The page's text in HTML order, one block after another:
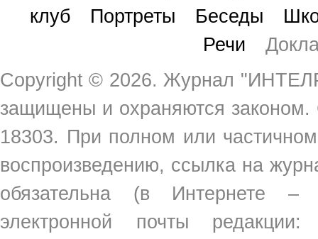
клуб
Портреты Беседы
Речи
Copyright © 2026. Журнал
защищены и охраняются
18303. При полном или
воспроизведению, ссылка на
обязательна (в Интернете
электронной почты